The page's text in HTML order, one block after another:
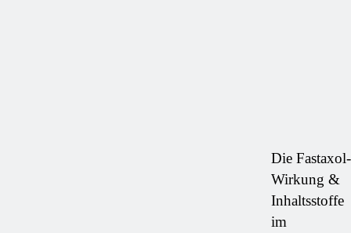
Die Fastaxol-
Wirkung &
Inhaltsstoffe
im